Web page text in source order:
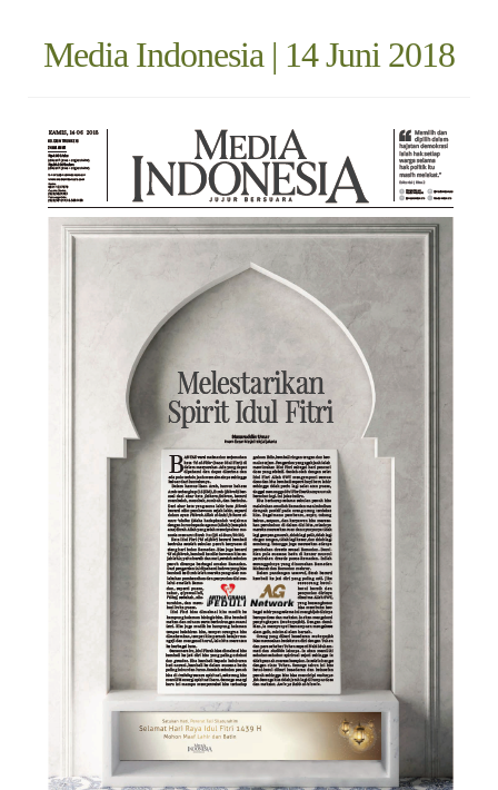
Suara
Suvenir
Cari Arsip
Rekening
Reseller
Media Indonesia | 14 Juni 2018